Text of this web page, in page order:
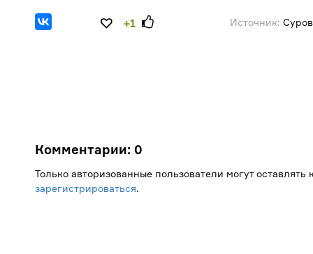
+1 Источник:
Комментарии: 0
Только авторизованные пользователи могут
зарегистрироваться.